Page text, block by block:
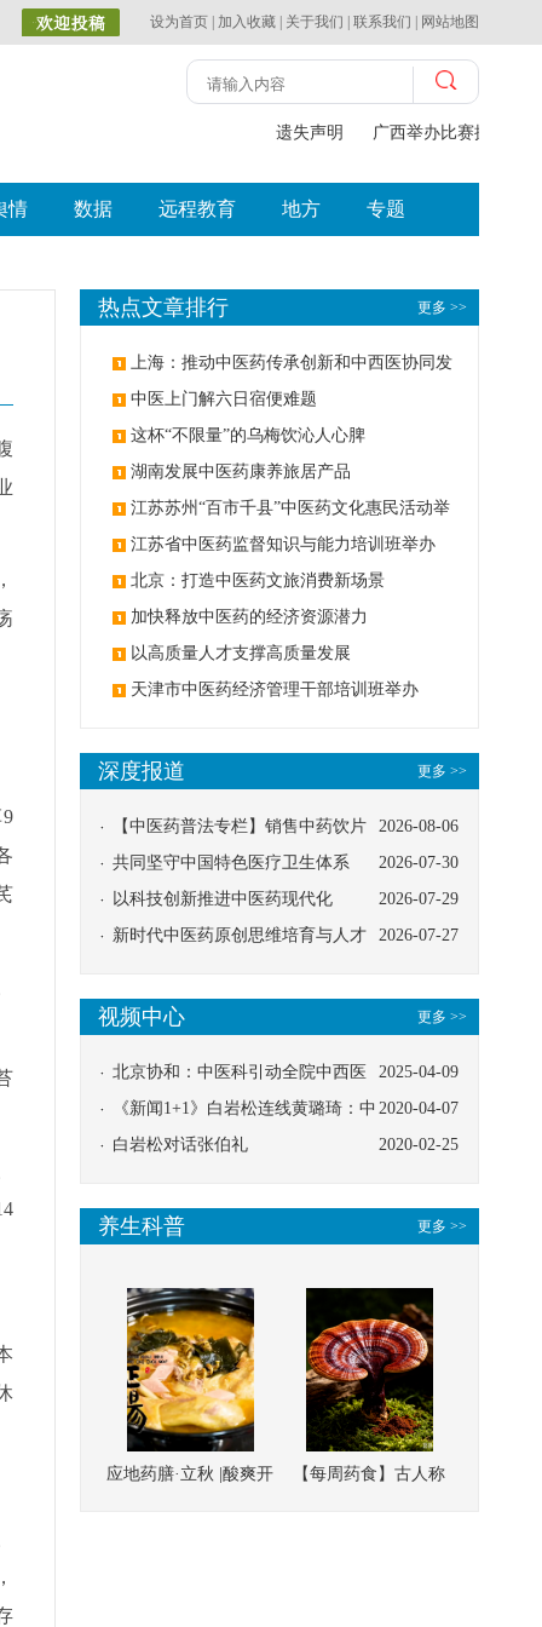
设为首页 加入收藏 关于我们 联系我们 网站地图
遗失声明 广西举办比赛探索中
情 数据 远程教育 地方 专题
更多 >>
热点文章排行
上海：推动中医药传承创新和中西医协同发
展 中医上门解六日宿便难题
这杯“不限量”的乌梅饮沁人心脾
湖南发展中医药康养旅居产品
江苏苏州“百市千县”中医药文化惠民活动举
办 江苏省中医药监督知识与能力培训班举办
北京：打造中医药文旅消费新场景
加快释放中医药的经济资源潜力
以高质量人才支撑高质量发展
天津市中医药经济管理干部培训班举办
更多 >>
深度报道
2026-08-06
【中医药普法专栏】销售中药饮片
应告知煎服方法及注意事项
2026-07-30
共同坚守中国特色医疗卫生体系
2026-07-29
以科技创新推进中医药现代化
2026-07-27
新时代中医药原创思维培育与人才
更多 >>
视频中心
2025-04-09
北京协和：中医科引动全院中西医
协同
2020-04-07
《新闻1+1》白岩松连线黄璐琦：中
医救治的临床效果
2020-02-25
白岩松对话张伯礼
更多 >>
养生科普
应地药膳·立秋 |酸爽开
【每周药食】古人称